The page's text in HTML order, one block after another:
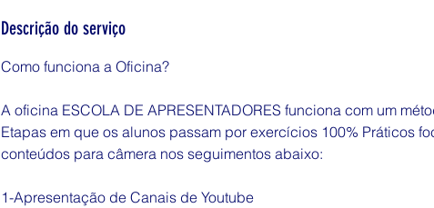
e
r
d
o
Descrição do serviço
Como funciona a Oficina?
A oficina ESCOLA DE APRESENTADORES funciona com um
Etapas em que os alunos passam por exercícios 100% Práticos
conteúdos para câmera nos seguimentos abaixo:
1-Apresentação de Canais de Youtube